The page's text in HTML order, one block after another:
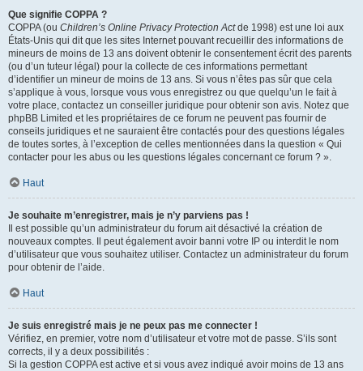
Que signifie COPPA ?
COPPA (ou Children’s Online Privacy Protection Actde 1998) est une loi aux
États-Unis qui dit que les sites Internet pouvant recueillir des informations de
mineurs de moins de 13 ans doivent obtenir le consentement écrit des parents
(ou d’un tuteur légal) pour la collecte de ces informations permettant
d’identifier un mineur de moins de 13 ans. Si vous n’êtes pas sûr que cela
s’applique à vous, lorsque vous vous enregistrez ou que quelqu’un le fait à
votre place, contactez un conseiller juridique pour obtenir son avis. Notez que
phpBB Limited et les propriétaires de ce forum ne peuvent pas fournir de
conseils juridiques et ne sauraient être contactés pour des questions légales
de toutes sortes, à l’exception de celles mentionnées dans la question « Qui
contacter pour les abus ou les questions légales concernant ce forum ? ».
Haut
Je souhaite m’enregistrer, mais je n’y parviens pas !
Il est possible qu’un administrateur du forum ait désactivé la création de
nouveaux comptes. Il peut également avoir banni votre IP ou interdit le nom
d’utilisateur que vous souhaitez utiliser. Contactez un administrateur du forum
pour obtenir de l’aide.
Haut
Je suis enregistré mais je ne peux pas me connecter !
Vérifiez, en premier, votre nom d’utilisateur et votre mot de passe. S’ils sont
corrects, il y a deux possibilités :
Si la gestion COPPA est active et si vous avez indiqué avoir moins de 13 ans